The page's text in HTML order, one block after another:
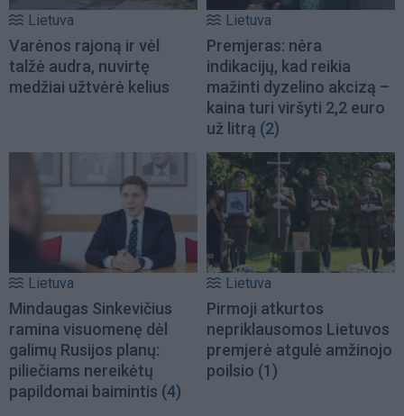
Lietuva
Varėnos rajoną ir vėl
talžė audra, nuvirtę
medžiai užtvėrė kelius
Lietuva
Premjeras: nėra
indikacijų, kad reikia
mažinti dyzelino akcizą –
kaina turi viršyti 2,2 euro
už litrą (2)
Lietuva
Mindaugas Sinkevičius
ramina visuomenę dėl
galimų Rusijos planų:
piliečiams nereikėtų
papildomai baimintis (4)
Lietuva
Pirmoji atkurtos
nepriklausomos Lietuvos
premjerė atgulė amžinojo
poilsio (1)